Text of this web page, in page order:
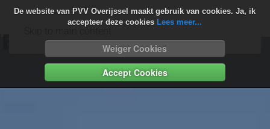
De website van PVV Overijssel maakt gebruik van cookies. Ja, ik
accepteer deze cookies Lees meer...
Weiger Cookies
Accept Cookies
Skip to main content